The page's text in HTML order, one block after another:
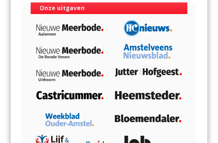
Onze uitgaven